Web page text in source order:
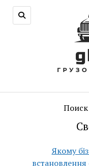
Поиск
Якому
встановлення